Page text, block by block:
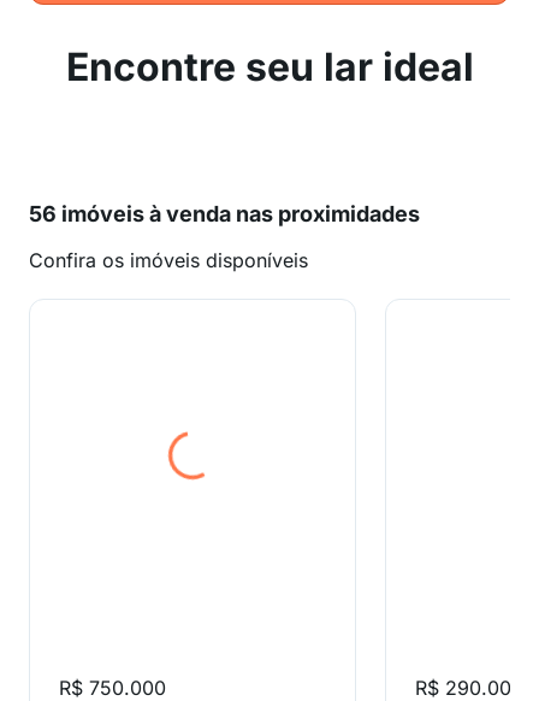
Encontre seu lar ideal
56 imóveis à venda nas proximidades
Confira os imóveis disponíveis
R$ 750.000 R$ 290.000